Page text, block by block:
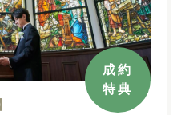
来館
特典